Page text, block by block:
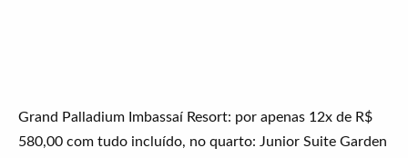
Grand Palladium Imbassaí Resort: por apenas 12x de R$
580,00 com tudo incluído, no quarto: Junior Suite Garden